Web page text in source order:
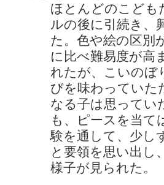
ほとんどのこども
ルの後に引続き、
た。色や絵の区別
に比べ難易度が高
れたが、こいのぼ
びを味わっていた
なる子は思ってい
も、ピースを当て
験を通して、少し
と要領を思い出し
様子が見られた。